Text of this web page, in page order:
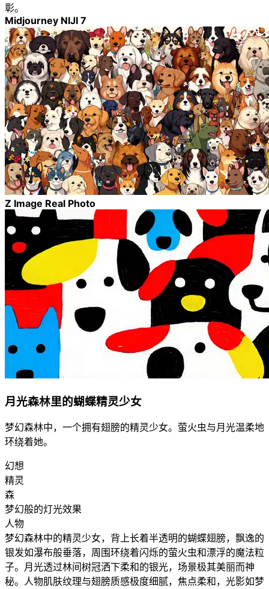
彰。
Midjourney NIJI 7
Z Image Real Photo
月光森林里的蝴蝶精灵少女
梦幻森林中，一个拥有翅膀的精灵少女。萤火虫与月光温柔地
环绕着她。
幻想
精灵
森
梦幻般的灯光效果
人物
梦幻森林中的精灵少女，背上长着半透明的蝴蝶翅膀，飘逸的
银发如瀑布般垂落，周围环绕着闪烁的萤火虫和漂浮的魔法粒
子。月光透过林间树冠洒下柔和的银光，场景极其美丽而神
秘。人物肌肤纹理与翅膀质感极度细腻，焦点柔和，光影如梦